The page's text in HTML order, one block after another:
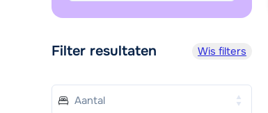
Filter resultaten Wis filters